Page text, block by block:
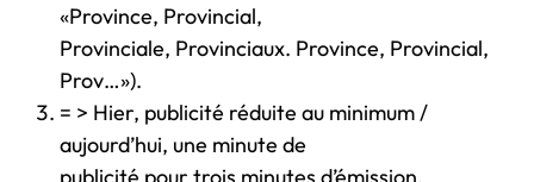
«Province, Provincial,
Provinciale, Provinciaux. Province, Provincial,
Prov…»).
= > Hier, publicité réduite au minimum /
aujourd’hui, une minute de
publicité pour trois minutes d’émission.